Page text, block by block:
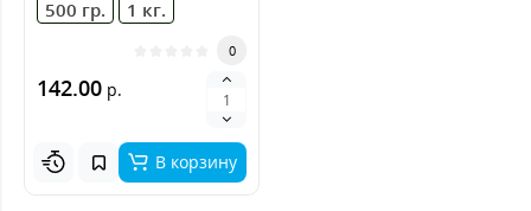
500 гр.
1 кг.
0
142.00 р.
В корзину